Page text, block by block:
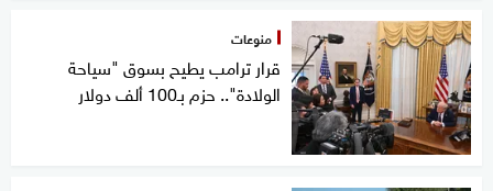
منوعات
قرار ترامب يطيح بسوق "سياحة
الولادة".. حزم بـ100 ألف دولار